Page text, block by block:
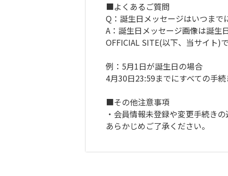
■よくあるご質問
Q：誕生日メッセージはいつまで
A：誕生日メッセージ画像は誕生
OFFICIAL SITE(以下、当サイト)
例：5月1日が誕生日の場合
4月30日23:59までにすべての手
■その他注意事項
・会員情報未登録や変更手続き
あらかじめご了承ください。